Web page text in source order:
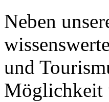
Neben
und
Möglichkeit